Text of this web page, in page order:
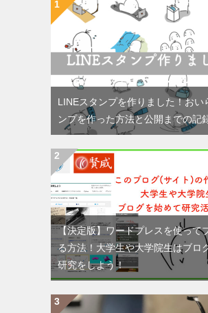
LINEスタンプを作りました！おい
ンプを作った方法と公開までの記
【決定版】ワードプレスを使って
る方法！大学生や大学院生はブロ
研究をしよう！